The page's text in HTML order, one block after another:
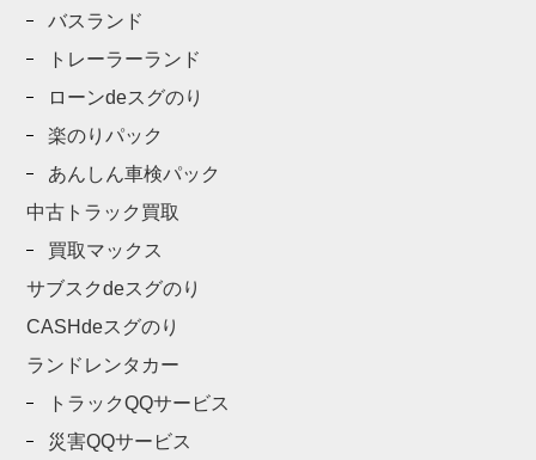
バスランド
トレーラーランド
ローンdeスグのり
楽のりパック
あんしん車検パック
中古トラック買取
買取マックス
サブスクdeスグのり
CASHdeスグのり
ランドレンタカー
トラックQQサービス
災害QQサービス